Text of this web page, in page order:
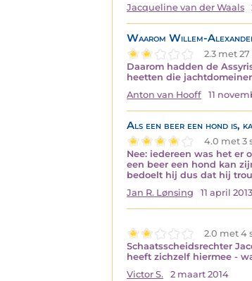
Jacqueline van der Waals
Waarom Willem-
2.3 met
Daarom hadden de
heetten die
Anton van Hooff
11
Als een beer een hond is,
4.0 met 3
Nee: iedereen was het er
een beer een hond kan
bedoelt hij dus dat hij
Jan R. Lønsing
11 april 2013
2.0 met 4
Schaatsscheidsrechter
heeft zichzelf hiermee -
Victor S.
2 maart 2014